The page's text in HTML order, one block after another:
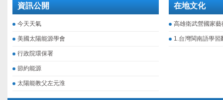
資訊公開
今天天氣
美國太陽能源學會
行政院環保署
節約能源
太陽能教父左元淮
在地文化
高雄衛武營國家藝
1.台灣閩南語學習